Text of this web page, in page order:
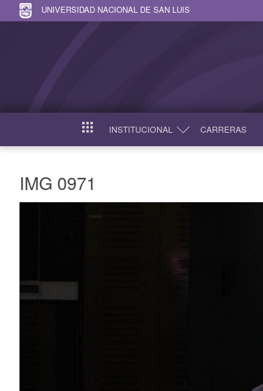
UNIVERSIDAD NACIONAL DE SAN LUIS
INICIO INSTITUCIONAL CARRERAS
IMG 0971